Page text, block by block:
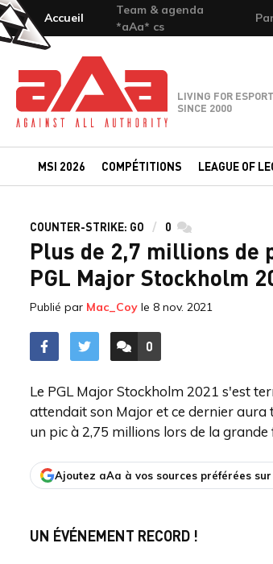
Accueil
Team & agenda
*aAa* cs
Team-aAa - against All authority
LIVING FOR ESPORT
SINCE 2000
MSI 2026 COMPÉTITIONS LEAGUE OF
COUNTER-STRIKE: GO 0 commentaires
Plus de 2,7 millions de
PGL Major Stockholm
Publié par Mac_Coy le 8 nov. 2021
ACCÉDER AUX
0
COMMENTAIRES
Le PGL Major Stockholm 2021 s'est
attendait son Major et ce dernier aura
un pic à 2,75 millions lors de la
Ajoutez aAa à vos sources préférées sur
UN ÉVÉNEMENT RECORD !